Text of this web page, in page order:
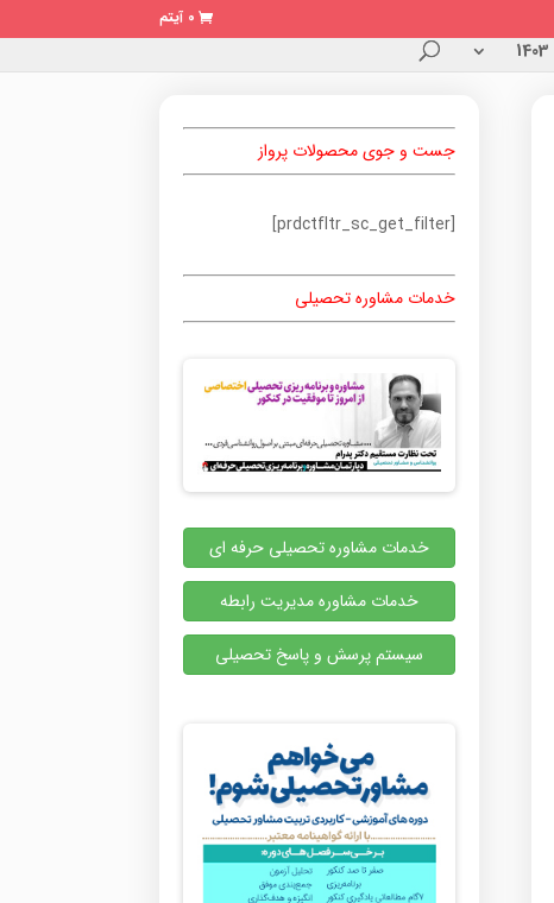
0 آیتم
جست و جوی محصولات پرواز
[prdctfltr_sc_get_filter]
خدمات مشاوره تحصیلی
خدمات مشاوره تحصیلی حرفه ای
خدمات مشاوره مدیریت رابطه
سیستم پرسش و پاسخ تحصیلی